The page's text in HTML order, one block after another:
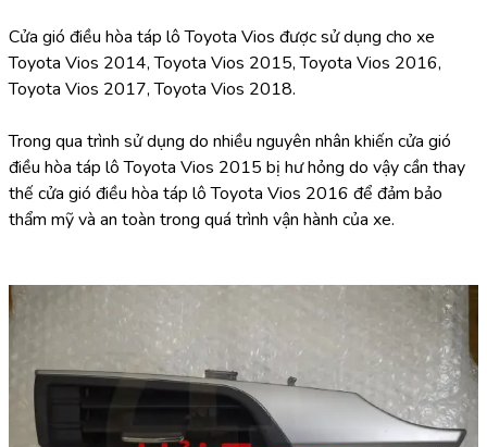
Cửa gió điều hòa táp lô Toyota Vios được sử dụng cho xe
Toyota Vios 2014, Toyota Vios 2015, Toyota Vios 2016,
Toyota Vios 2017, Toyota Vios 2018.
Trong qua trình sử dụng do nhiều nguyên nhân khiến cửa gió
điều hòa táp lô Toyota Vios 2015 bị hư hỏng do vậy cần thay
thế cửa gió điều hòa táp lô Toyota Vios 2016 để đảm bảo
thẩm mỹ và an toàn trong quá trình vận hành của xe.